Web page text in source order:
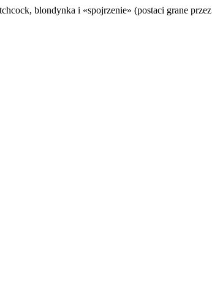
blondynka i «spojrzenie» (postaci grane